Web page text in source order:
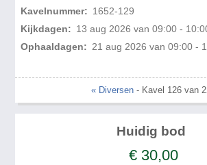
Kavelnummer: 1652-129
Kijkdagen: 13 aug 2026 van 09:00 -
Ophaaldagen: 21 aug 2026 van 09:00 -
« Diversen - Kavel 126 van
Huidig bod
€ 30,00